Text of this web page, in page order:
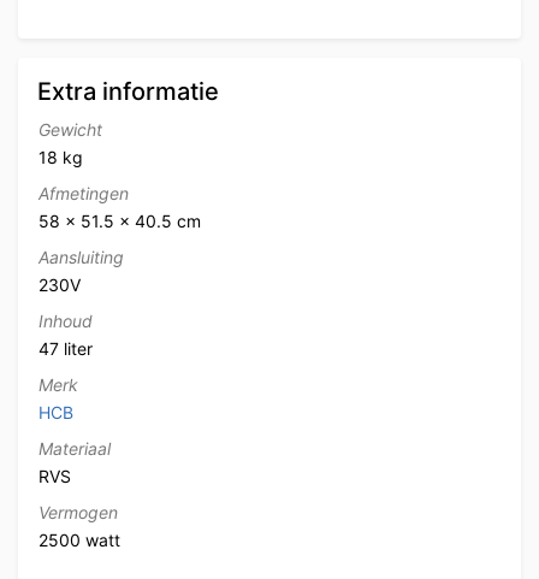
Extra informatie
Gewicht
18 kg
Afmetingen
58 × 51.5 × 40.5 cm
Aansluiting
230V
Inhoud
47 liter
Merk
HCB
Materiaal
RVS
Vermogen
2500 watt